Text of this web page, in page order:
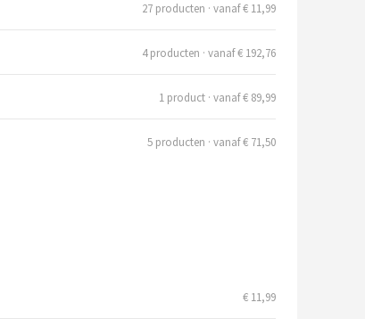
27 producten · vanaf € 11,99
4 producten · vanaf € 192,76
1 product · vanaf € 89,99
5 producten · vanaf € 71,50
€ 11,99